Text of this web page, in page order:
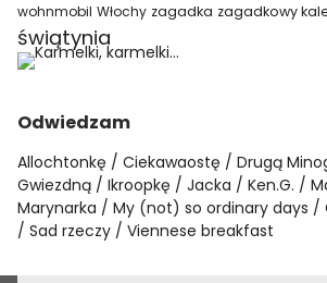
wohnmobil Włochy zagadka zagadkowy
świątynia
Odwiedzam
Allochtonkę Ciekawaostę Drugą
Gwiezdną
Ikroopkę Jacka Ken.G.
Marynarka
My (not) so ordinary days
Sad rzeczy
Viennese breakfast